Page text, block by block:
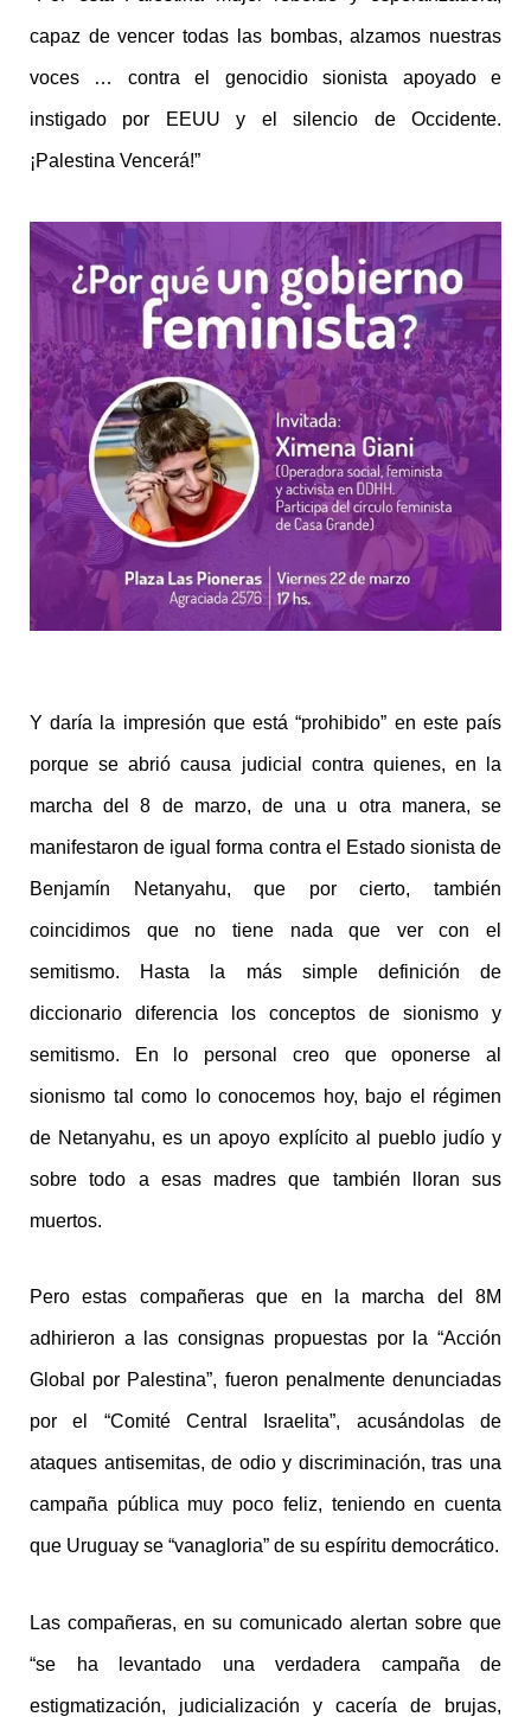
capaz de vencer todas las bombas, alzamos nuestras
voces … contra el genocidio sionista apoyado e
instigado por EEUU y el silencio de Occidente.
¡Palestina Vencerá!”
Y daría la impresión que está “prohibido” en este país
porque se abrió causa judicial contra quienes, en la
marcha del 8 de marzo, de una u otra manera, se
manifestaron de igual forma contra el Estado sionista de
Benjamín Netanyahu, que por cierto, también
coincidimos que no tiene nada que ver con el
semitismo. Hasta la más simple definición de
diccionario diferencia los conceptos de sionismo y
semitismo. En lo personal creo que oponerse al
sionismo tal como lo conocemos hoy, bajo el régimen
de Netanyahu, es un apoyo explícito al pueblo judío y
sobre todo a esas madres que también lloran sus
muertos.
Pero estas compañeras que en la marcha del 8M
adhirieron a las consignas propuestas por la “Acción
Global por Palestina”, fueron penalmente denunciadas
por el “Comité Central Israelita”, acusándolas de
ataques antisemitas, de odio y discriminación, tras una
campaña pública muy poco feliz, teniendo en cuenta
que Uruguay se “vanagloria” de su espíritu democrático.
Las compañeras, en su comunicado alertan sobre que
“se ha levantado una verdadera campaña de
estigmatización, judicialización y cacería de brujas,